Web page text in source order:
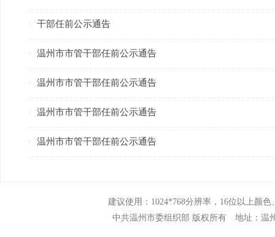
· 干部任前公示通告
· 温州市市管干部任前公示通告
· 温州市市管干部任前公示通告
· 温州市市管干部任前公示通告
· 温州市市管干部任前公示通告
建议使用：1024*768分辨率，16位以上颜
中共温州市委组织部 版权所有 地址：温